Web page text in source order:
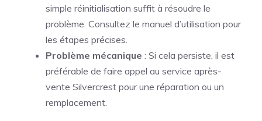
simple réinitialisation suffit à résoudre le
problème. Consultez le manuel d’utilisation pour
les étapes précises.
Problème mécanique : Si cela persiste, il est
préférable de faire appel au service après-
vente Silvercrest pour une réparation ou un
remplacement.